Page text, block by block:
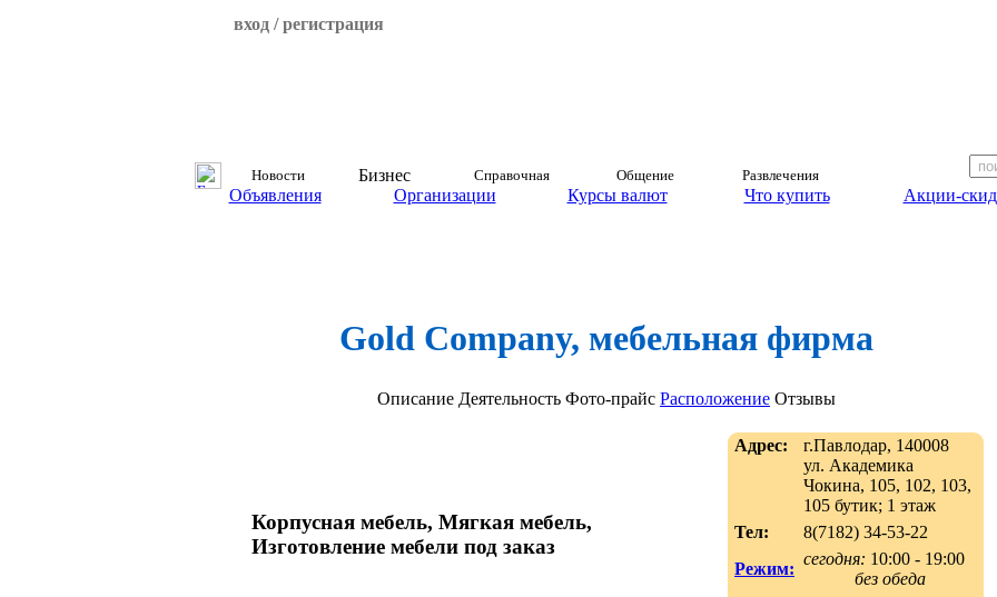
вход / регистрация
Новости Бизнес Справочная Общение Развлечения
Объявления Организации Курсы валют Что купить Акции-
Gold Company, мебельная фирма
Описание Деятельность Фото-прайс Расположение Отзывы
Адрес:
г.Павлодар, 140008
ул. Академика
Чокина, 105, 102, 103,
105 бутик; 1 этаж
Тел:
8(7182) 34-53-22
Режим:
сегодня: 10:00 - 19:00
без обеда
Корпусная мебель, Мягкая мебель,
Изготовление мебели под заказ